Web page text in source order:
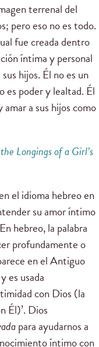
terrenal del
pero eso no es todo.
fue creada dentro
íntima y personal
hijos. Él no es un
es poder y lealtad. Él
a sus hijos como
Longings of a Girl’s
el idioma hebreo en
su amor íntimo
hebreo, la palabra
profundamente o
en el Antiguo
es usada
con Dios (la
Él)’. Dios
para ayudarnos a
íntimo con